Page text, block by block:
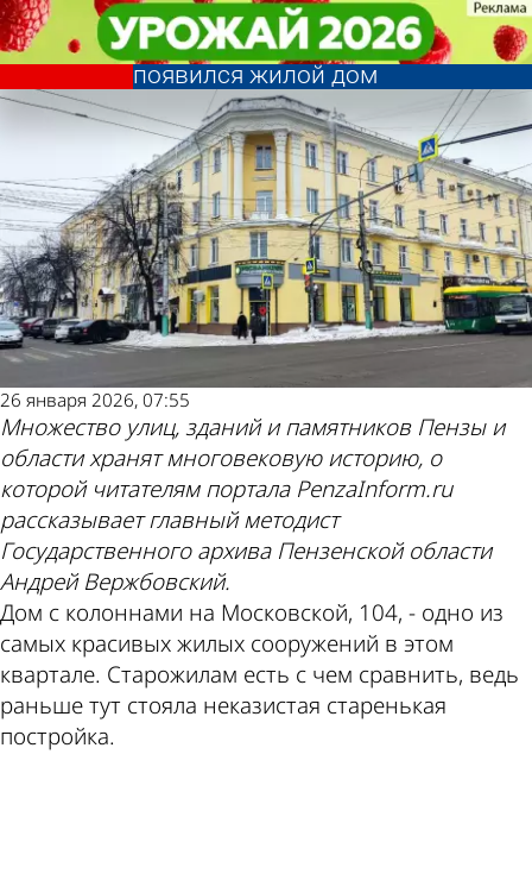
История Пензы: Вместо обувного
магазина на Московской
появился жилой дом
История
26 января 2026, 07:55
Множество улиц, зданий и памятников Пензы и
области хранят многовековую историю, о
которой читателям портала PenzaInform.ru
рассказывает главный методист
Государственного архива Пензенской области
Андрей Вержбовский.
Дом с колоннами на Московской, 104, - одно из
самых красивых жилых сооружений в этом
квартале. Старожилам есть с чем сравнить, ведь
раньше тут стояла неказистая старенькая
постройка.
История Пензы: Вместо обувного
магазина на Московской
появился жилой дом
История
Другие новости
по теме
Погода и курсы
валют в Пензе